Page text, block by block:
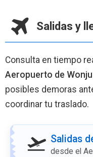
Salidas y
Consulta en tiempo
Aeropuerto de Wonju
posibles demoras
coordinar tu traslado.
Salidas
desde el